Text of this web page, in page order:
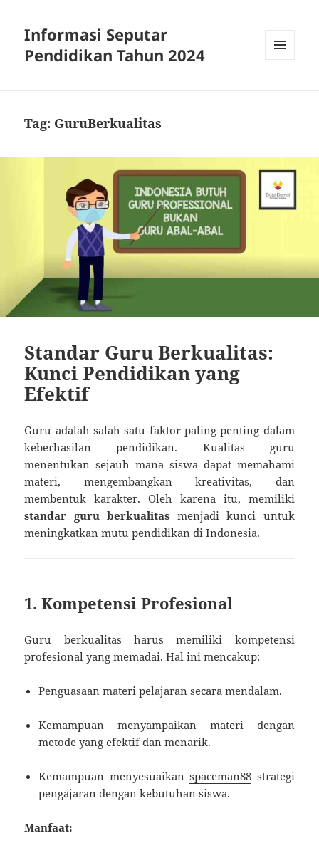
Informasi Seputar
Pendidikan Tahun 2024
Tag: GuruBerkualitas
Standar Guru Berkualitas:
Kunci Pendidikan yang
Efektif
Guru adalah salah satu faktor paling penting dalam
keberhasilan pendidikan. Kualitas guru
menentukan sejauh mana siswa dapat memahami
materi, mengembangkan kreativitas, dan
membentuk karakter. Oleh karena itu, memiliki
standar guru berkualitas menjadi kunci untuk
meningkatkan mutu pendidikan di Indonesia.
1. Kompetensi Profesional
Guru berkualitas harus memiliki kompetensi
profesional yang memadai. Hal ini mencakup:
Penguasaan materi pelajaran secara mendalam.
Kemampuan menyampaikan materi dengan
metode yang efektif dan menarik.
Kemampuan menyesuaikanspaceman88 strategi
pengajaran dengan kebutuhan siswa.
Manfaat: